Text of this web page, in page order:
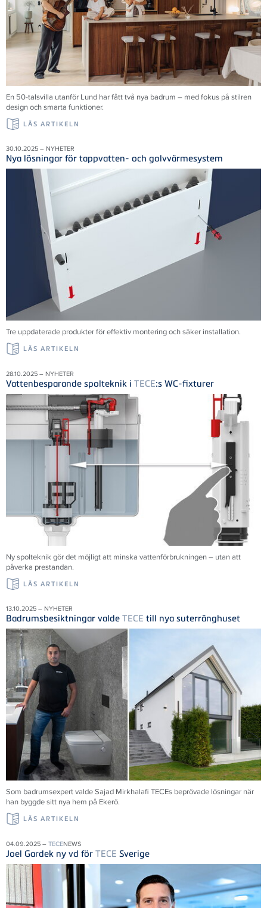
En 50-talsvilla utanför Lund har fått två nya badrum – med fokus på stilren
design och smarta funktioner.
LÄS ARTIKELN
30.10.2025 – NYHETER
Nya lösningar för tappvatten- och golvvärmesystem
Tre uppdaterade produkter för effektiv montering och säker installation.
LÄS ARTIKELN
28.10.2025 – NYHETER
Vattenbesparande spolteknik i TECE:s WC-fixturer
Ny spolteknik gör det möjligt att minska vattenförbrukningen – utan att
påverka prestandan.
LÄS ARTIKELN
13.10.2025 – NYHETER
Badrumsbesiktningar valde TECE till nya suterränghuset
Som badrumsexpert valde Sajad Mirkhalafi TECEs beprövade lösningar när
han byggde sitt nya hem på Ekerö.
LÄS ARTIKELN
04.09.2025 – TECENEWS
Joel Gardek ny vd för TECE Sverige